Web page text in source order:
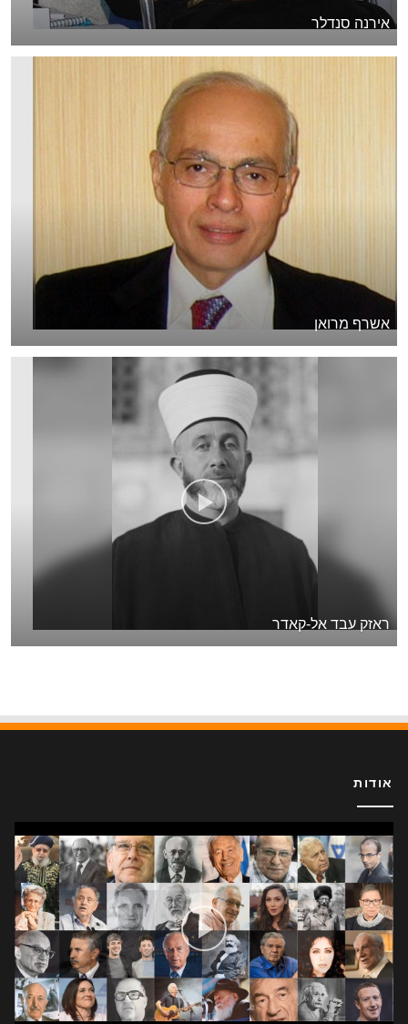
אירנה סנדלר
אשרף מרואן
ראזק עבד אל-קאדר
אודות